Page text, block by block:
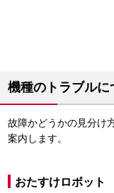
機種のトラブルに
故障かどうかの見分け
案内します。
おたすけロボット